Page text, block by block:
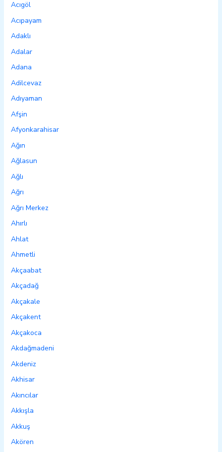
Acıgöl
Acıpayam
Adaklı
Adalar
Adana
Adilcevaz
Adıyaman
Afşin
Afyonkarahisar
Ağın
Ağlasun
Ağlı
Ağrı
Ağrı Merkez
Ahırlı
Ahlat
Ahmetli
Akçaabat
Akçadağ
Akçakale
Akçakent
Akçakoca
Akdağmadeni
Akdeniz
Akhisar
Akıncılar
Akkışla
Akkuş
Akören